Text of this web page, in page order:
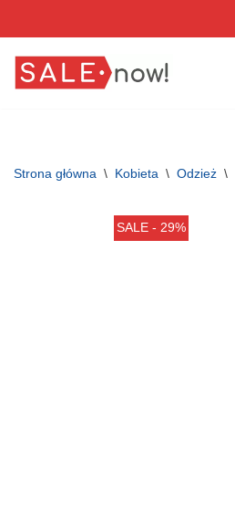
do
Strona główna \ Kobieta \ Odzież \
SALE - 29%